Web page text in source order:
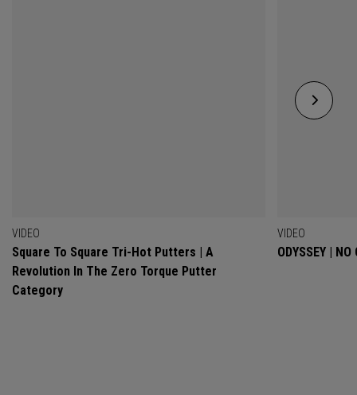
VIDEO
Square To Square Tri-Hot Putters | A
Revolution In The Zero Torque Putter
Category
VIDEO
ODYSSEY |